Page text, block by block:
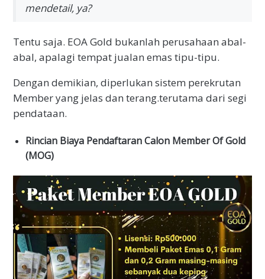
mendetail, ya?
Tentu saja. EOA Gold bukanlah perusahaan abal-
abal, apalagi tempat jualan emas tipu-tipu.
Dengan demikian, diperlukan sistem perekrutan
Member yang jelas dan terang.terutama dari segi
pendataan.
Rincian Biaya Pendaftaran Calon Member Of Gold
(MOG)